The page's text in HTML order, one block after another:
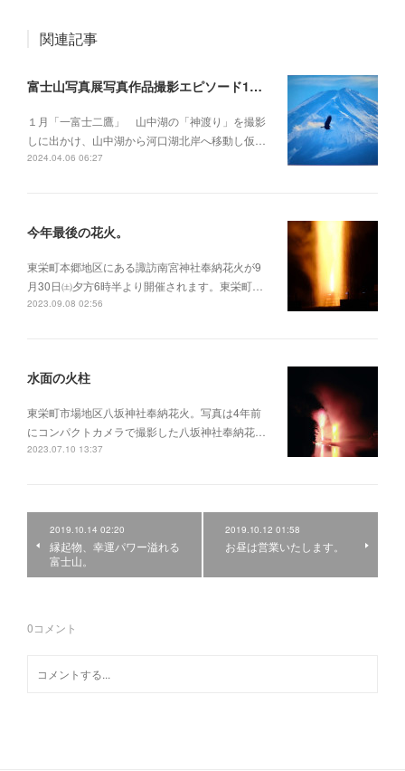
関連記事
富士山写真展写真作品撮影エピソード1月～12月
１月「一富士二鷹」 山中湖の「神渡り」を撮影
しに出かけ、山中湖から河口湖北岸へ移動し仮…
2024.04.06 06:27
今年最後の花火。
東栄町本郷地区にある諏訪南宮神社奉納花火が9
月30日㈯夕方6時半より開催されます。東栄町…
2023.09.08 02:56
水面の火柱
東栄町市場地区八坂神社奉納花火。写真は4年前
にコンパクトカメラで撮影した八坂神社奉納花…
2023.07.10 13:37
2019.10.14 02:20
縁起物、幸運パワー溢れる
富士山。
2019.10.12 01:58
お昼は営業いたします。
0コメント